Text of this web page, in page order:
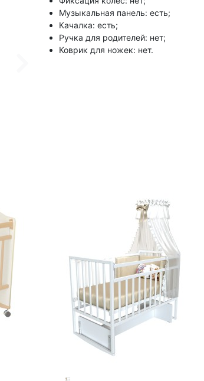
Музыкальная панель: есть;
Качалка: есть;
Ручка для родителей: нет;
Коврик для ножек: нет.